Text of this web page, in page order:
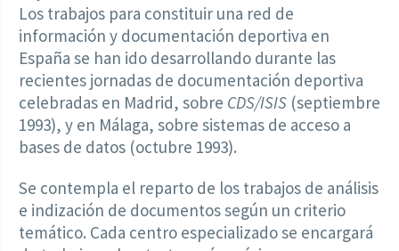
Los trabajos para constituir una red de
información y documentación deportiva en
España se han ido desarrollando durante las
recientes jornadas de documentación deportiva
celebradas en Madrid, sobre CDS/ISIS (septiembre
1993), y en Málaga, sobre sistemas de acceso a
bases de datos (octubre 1993).
Se contempla el reparto de los trabajos de análisis
e indización de documentos según un criterio
temático. Cada centro especializado se encargará